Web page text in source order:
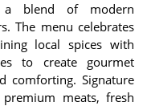
a blend of modern
The menu celebrates
local spices with
to create gourmet
comforting. Signature
meats, fresh